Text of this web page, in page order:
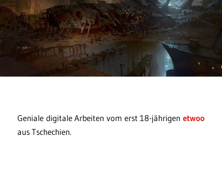
Geniale digitale Arbeiten vom erst 18-jährigen etwoo
aus Tschechien.